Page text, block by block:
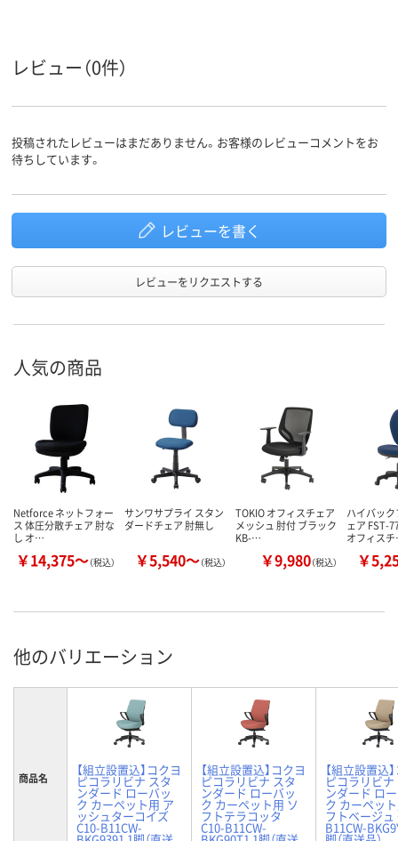
レビュー（0件）
投稿されたレビューはまだありません。お客様のレビューコメントをお
待ちしています。
レビューを書く
レビューをリクエストする
人気の商品
Netforce ネットフォー
ス 体圧分散チェア 肘な
し オ…
￥14,375～（税込）
サンワサプライ スタン
ダードチェア 肘無し
￥5,540～（税込）
TOKIO オフィスチェア
メッシュ 肘付 ブラック
KB-…
￥9,980（税込）
ハイバッ
ェア FST-
オフィス
￥
他のバリエーション
商品名 【組立設置込】コクヨ
ピコラリビナ スタ
ンダード ローバッ
ク カーペット用 ア
ッシュターコイズ
C10-B11CW-
【組立設置込】コクヨ
ピコラリビナ スタ
ンダード ローバッ
ク カーペット用 ソ
フトテラコッタ
C10-B11CW-
【組立設置込
ピコラリビナ
ンダード ロ
ク カーペッ
フトベージュ
B11CW-